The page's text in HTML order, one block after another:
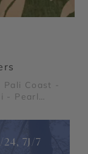
Coast -
- Pearl
7J/7